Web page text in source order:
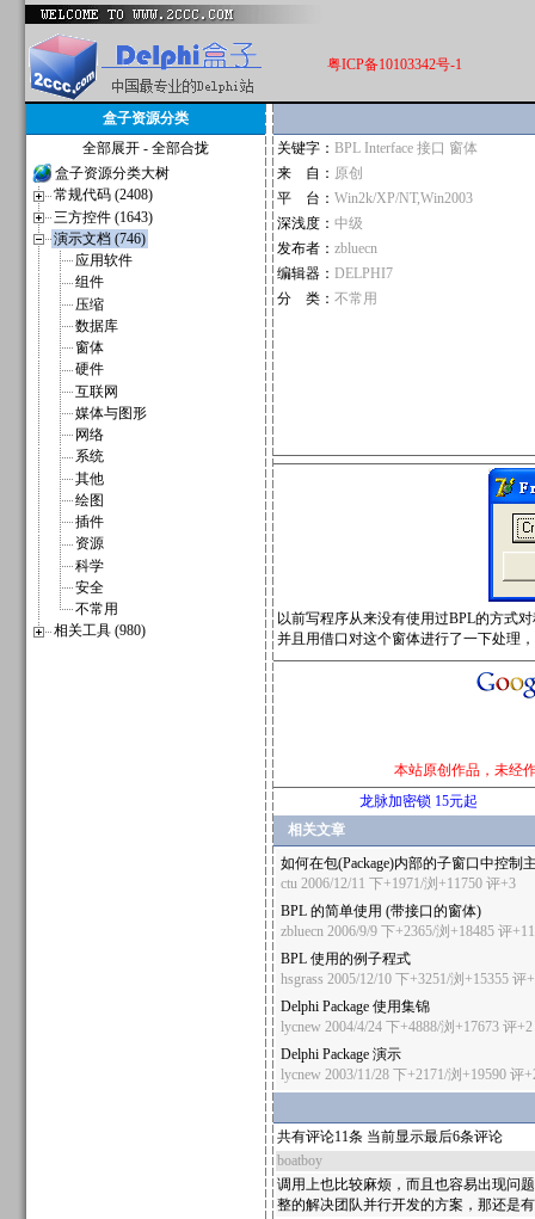
粤ICP备10103342号-1
盒子资源分类
全部展开 - 全部合拢
盒子资源分类大树
常规代码 (2408)
三方控件 (1643)
演示文档 (746)
应用软件
组件
压缩
数据库
窗体
硬件
互联网
媒体与图形
网络
系统
其他
绘图
插件
资源
科学
安全
不常用
相关工具 (980)
关键字： BPL Interface 接口 窗体
来 自： 原创
平 台： Win2k/XP/NT,Win2003
深浅度： 中级
发布者： zbluecn
编辑器： DELPHI7
分 类： 不常用
以前写程序从来没有使用过BPL的方式
并且用借口对这个窗体进行了一下处理
本站原创作品，未经
龙脉加密锁 15元起
相关文章
如何在包(Package)内部的子窗口中控制
ctu 2006/12/11 下+1971/浏+11750 评+3
BPL 的简单使用 (带接口的窗体)
zbluecn 2006/9/9 下+2365/浏+18485 评+11
BPL 使用的例子程式
hsgrass 2005/12/10 下+3251/浏+15355 评
Delphi Package 使用集锦
lycnew 2004/4/24 下+4888/浏+17673 评+2
Delphi Package 演示
lycnew 2003/11/28 下+2171/浏+19590 评
共有评论11条 当前显示最后6条评论
boatboy
调用上也比较麻烦，而且也容易出现问
整的解决团队并行开发的方案，那还是